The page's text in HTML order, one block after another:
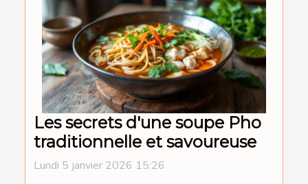
Les secrets d'une soupe Pho
traditionnelle et savoureuse
Lundi 5 janvier 2026 15:26